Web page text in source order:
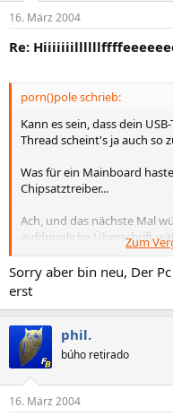
16. März 2004
Re:
porn()pole schrieb:
Kann es sein, dass dein
Thread scheint's ja auch so
Was für ein Mainboard
Chipsatztreiber...
Ach, und das nächste Mal
aufdringliche Überschrift
sonderlich beliebt...
Zum
Sorry aber bin neu, Der
erst
phil.
búho retirado
16. März 2004